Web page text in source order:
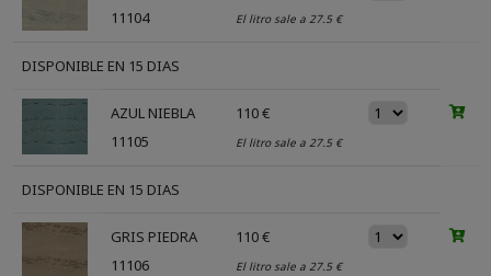
11104
El litro sale a 27.5 €
DISPONIBLE EN 15 DIAS
AZUL NIEBLA
11105
110 €
El litro sale a 27.5 €
DISPONIBLE EN 15 DIAS
GRIS PIEDRA
11106
110 €
El litro sale a 27.5 €